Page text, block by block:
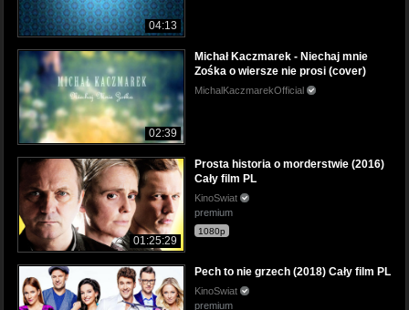
04:13
02:39
Michał Kaczmarek - Niechaj mnie
Zośka o wiersze nie prosi (cover)
MichalKaczmarekOfficial
01:25:29
Prosta historia o morderstwie (2016)
Cały film PL
KinoSwiat
premium
1080p
Pech to nie grzech (2018) Cały film PL
KinoSwiat
premium